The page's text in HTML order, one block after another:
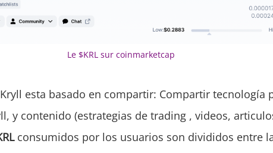
Le $KRL sur coinmarketcap
esta basado en compartir: Compartir tecnología
y contenido (estrategias de trading , videos,
consumidos por los usuarios son divididos entre